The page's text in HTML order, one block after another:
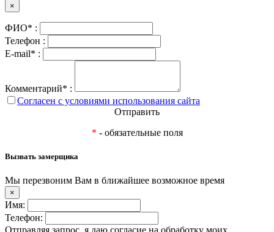
×
ФИО* :
Телефон :
E-mail* :
Комментарий* :
Согласен с условиями использования сайта
Отправить
* - обязательные поля
Вызвать замерщика
Мы перезвоним Вам в ближайшее возможное время
×
Имя:
Телефон:
Отправляя запрос, я даю согласие на обработку моих